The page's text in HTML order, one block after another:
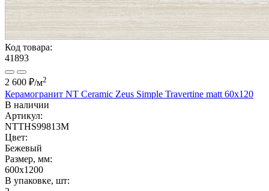
Код товара:
41893
2 600 ₽/м2
Керамогранит NT Ceramic Zeus Simple Travertine matt 60x120
В наличии
Артикул:
NTTHS99813M
Цвет:
Бежевый
Размер, мм:
600x1200
В упаковке, шт: